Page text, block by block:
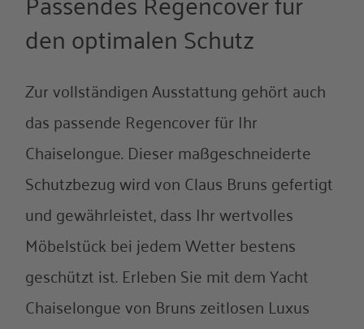
den optimalen Schutz
Zur vollständigen Ausstattung gehört auch
das passende Regencover für Ihr
Chaiselongue. Dieser maßgeschneiderte
Schutzbezug wird von Claus Bruns gefertigt
und gewährleistet, dass Ihr wertvolles
Möbelstück bei jedem Wetter bestens
geschützt ist. Erleben Sie mit dem Yacht
Chaiselongue von Bruns zeitlosen Luxus